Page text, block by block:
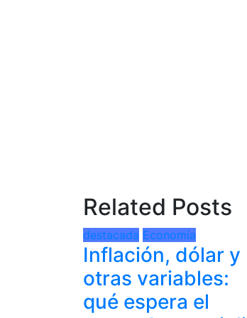
Related Posts
destacada Economía
Inflación, dólar y
otras variables:
qué espera el